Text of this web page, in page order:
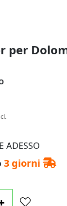
per
ADESSO
3 giorni